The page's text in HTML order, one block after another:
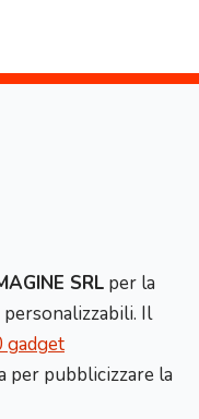
SRL per la
Il
gadget
per pubblicizzare la